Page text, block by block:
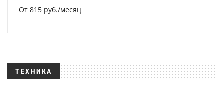
От 815 руб./месяц
ТЕХНИКА